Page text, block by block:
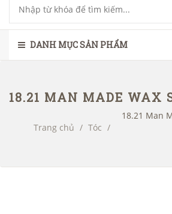
DANH MỤC SẢN PHẨM
Trang chủ / Tóc /
18.21 Man